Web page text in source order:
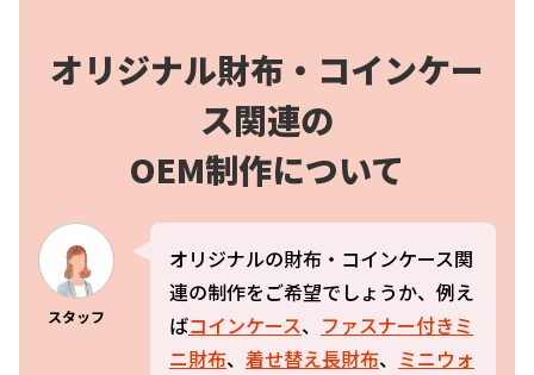
オリジナル財布・コインケー
ス関連の
OEM制作について
スタッフ
オリジナルの財布・コインケース関
連の制作をご希望でしょうか、例え
ばコインケース、 ファスナー付きミ
ニ財布、 着せ替え長財布、 ミニウォ